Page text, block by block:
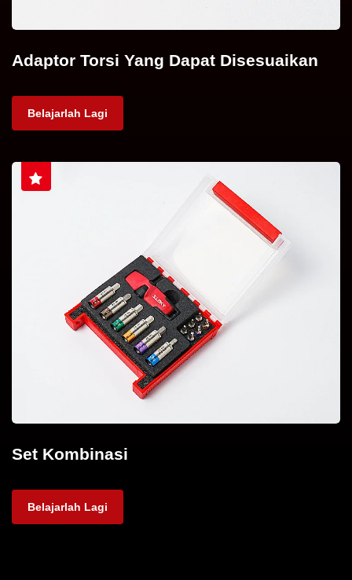
Adaptor Torsi Yang Dapat Disesuaikan
Belajarlah Lagi
Set Kombinasi
Belajarlah Lagi